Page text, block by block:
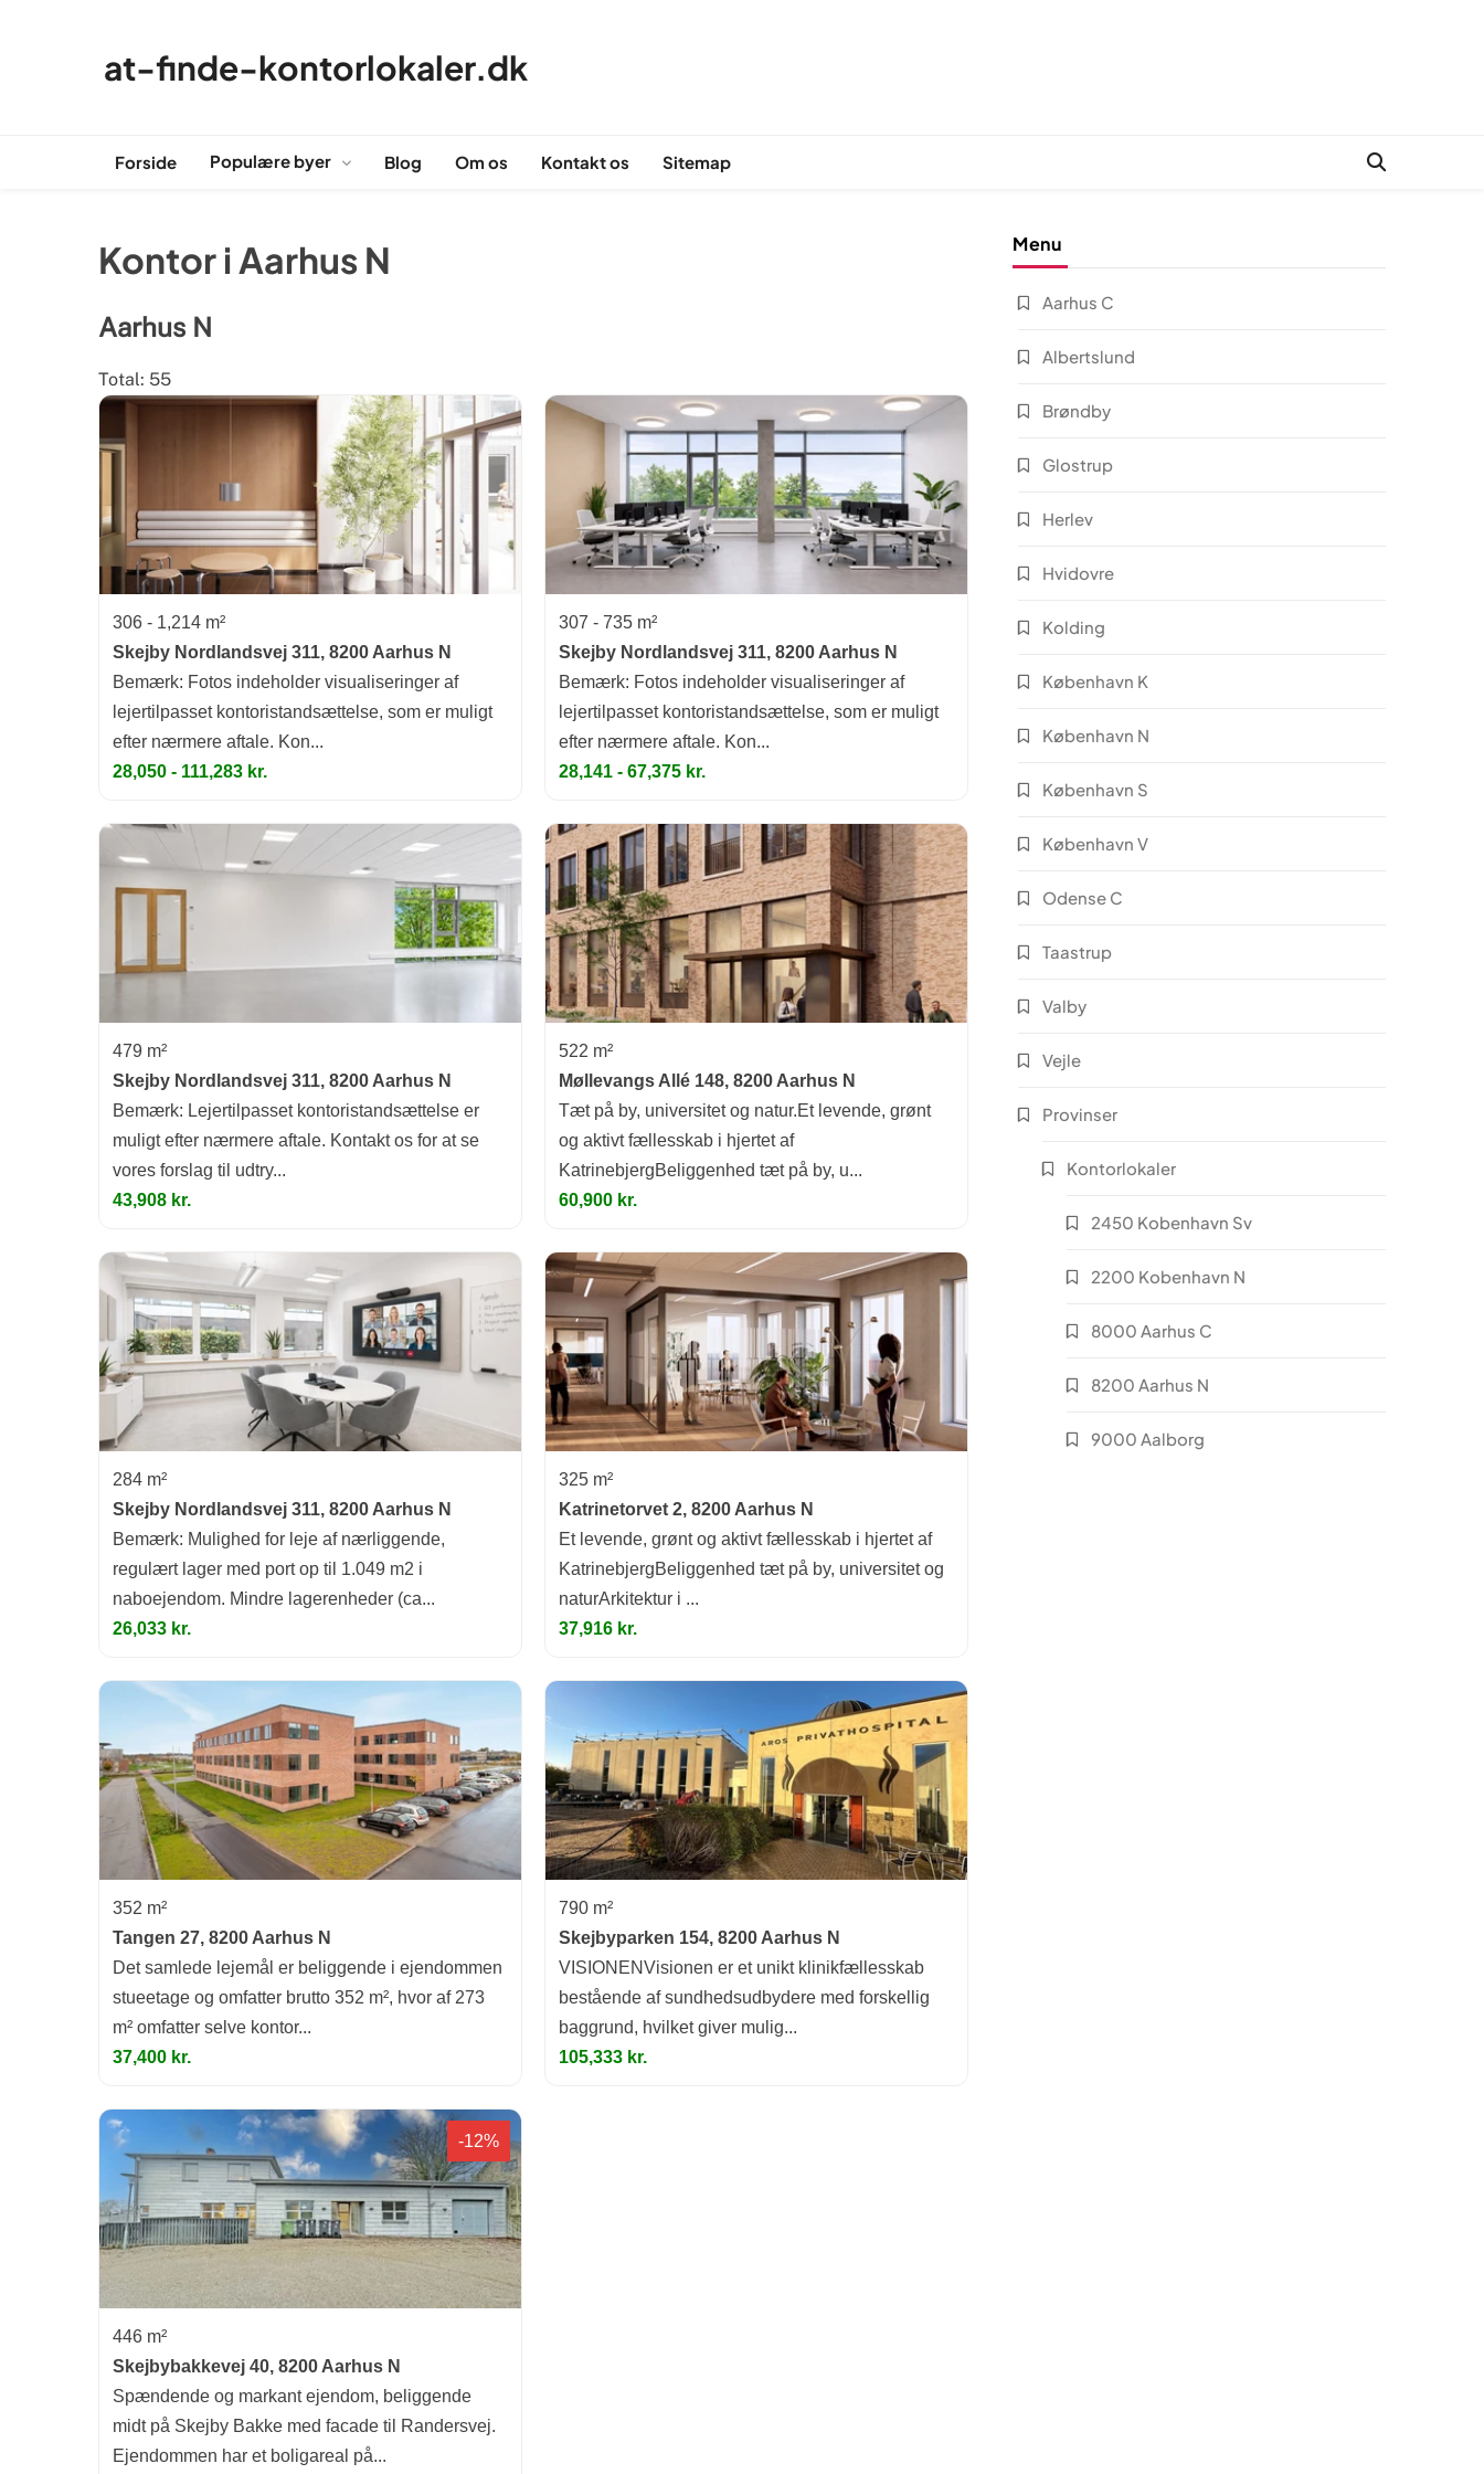
at-finde-kontorlokaler.dk
Forside Populære byer Blog Om os Kontakt os Sitemap
Kontor i Aarhus N
Aarhus N
Total: 55
306 - 1,214 m²
Skejby Nordlandsvej 311, 8200 Aarhus N
Bemærk: Fotos indeholder visualiseringer af
lejertilpasset kontoristandsættelse, som er muligt
efter nærmere aftale. Kon...
28,050 - 111,283 kr.
307 - 735 m²
Skejby Nordlandsvej 311, 8200 Aarhus N
Bemærk: Fotos indeholder visualiseringer af
lejertilpasset kontoristandsættelse, som er muligt
efter nærmere aftale. Kon...
28,141 - 67,375 kr.
479 m²
Skejby Nordlandsvej 311, 8200 Aarhus N
Bemærk: Lejertilpasset kontoristandsættelse er
muligt efter nærmere aftale. Kontakt os for at se
vores forslag til udtry...
43,908 kr.
522 m²
Møllevangs Allé 148, 8200 Aarhus N
Tæt på by, universitet og natur.Et levende, grønt
og aktivt fællesskab i hjertet af
KatrinebjergBeliggenhed tæt på by, u...
60,900 kr.
284 m²
Skejby Nordlandsvej 311, 8200 Aarhus N
Bemærk: Mulighed for leje af nærliggende,
regulært lager med port op til 1.049 m2 i
naboejendom. Mindre lagerenheder (ca...
26,033 kr.
325 m²
Katrinetorvet 2, 8200 Aarhus N
Et levende, grønt og aktivt fællesskab i hjertet af
KatrinebjergBeliggenhed tæt på by, universitet og
naturArkitektur i ...
37,916 kr.
352 m²
Tangen 27, 8200 Aarhus N
Det samlede lejemål er beliggende i ejendommen
stueetage og omfatter brutto 352 m², hvor af 273
m² omfatter selve kontor...
37,400 kr.
790 m²
Skejbyparken 154, 8200 Aarhus N
VISIONENVisionen er et unikt klinikfællesskab
bestående af sundhedsudbydere med forskellig
baggrund, hvilket giver mulig...
105,333 kr.
-12%
446 m²
Skejbybakkevej 40, 8200 Aarhus N
Spændende og markant ejendom, beliggende
midt på Skejby Bakke med facade til Randersvej.
Ejendommen har et boligareal på...
Menu
Aarhus C
Albertslund
Brøndby
Glostrup
Herlev
Hvidovre
Kolding
København K
København N
København S
København V
Odense C
Taastrup
Valby
Vejle
Provinser
Kontorlokaler
2450 Kobenhavn Sv
2200 Kobenhavn N
8000 Aarhus C
8200 Aarhus N
9000 Aalborg